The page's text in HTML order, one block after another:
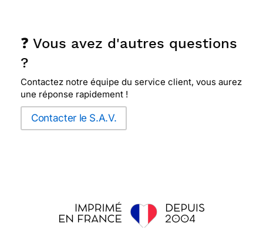
❓ Vous avez d'autres questions
?
Contactez notre équipe du service client, vous aurez
une réponse rapidement !
Contacter le S.A.V.